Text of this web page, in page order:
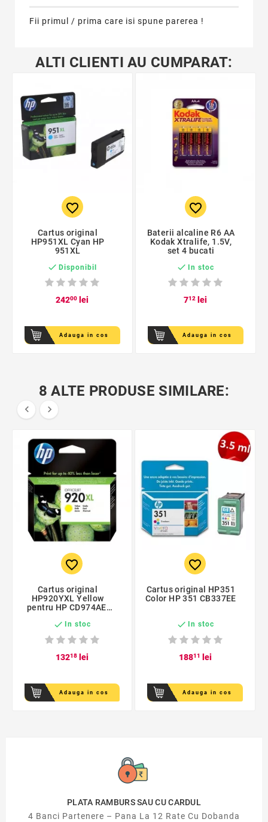
Fii primul / prima care isi spune parerea !
ALTI CLIENTI AU CUMPARAT:
favorite_border
Cartus original
HP951XL Cyan HP
951XL
 Disponibil
24200 lei
Adauga in cos
favorite_border
Baterii alcaline R6 AA
Kodak Xtralife, 1.5V,
set 4 bucati
 In stoc
712 lei
Adauga in cos
8 ALTE PRODUSE SIMILARE:
 
favorite_border
Cartus original
HP920YXL Yellow
pentru HP CD974AE,
 In stoc
13218lei
Adauga in cos
favorite_border
Cartus original HP351
Color HP 351 CB337EE
 In stoc
18811 lei
Adauga in cos
PLATA RAMBURS SAU CU CARDUL
4 Banci Partenere – Pana La 12 Rate Cu Dobanda